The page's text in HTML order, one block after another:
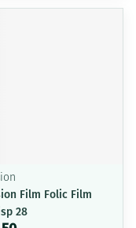
Film Folic Film
28